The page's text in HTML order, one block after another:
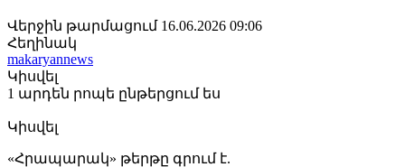
Վերջին թարմացում 16.06.2026 09:06
Հեղինակ
makaryannews
Կիսվել
1 արդեն րոպե ընթերցում ես
Կիսվել
«Հրապարակ» թերթը գրում է.